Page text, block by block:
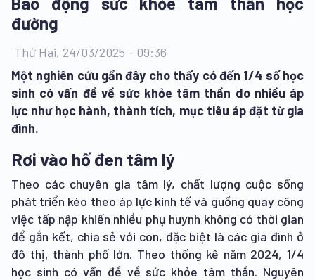
đường
Thứ Hai, 24/03/2025 - 09:36
Một nghiên cứu gần đây cho thấy có đến 1/4 số học
sinh có vấn đề về sức khỏe tâm thần do nhiều áp
lực như học hành, thành tích, mục tiêu áp đặt từ gia
đình.
Rơi vào hố đen tâm lý
Theo các chuyên gia tâm lý, chất lượng cuộc sống
phát triển kéo theo áp lực kinh tế và guồng quay công
việc tấp nập khiến nhiều phụ huynh không có thời gian
để gắn kết, chia sẻ với con, đặc biệt là các gia đình ở
đô thị, thành phố lớn. Theo thống kê năm 2024, 1/4
học sinh có vấn đề về sức khỏe tâm thần. Nguyên